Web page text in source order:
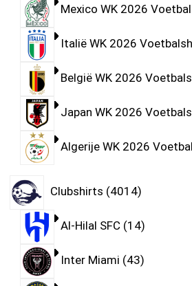
Mexico WK 2026
Italië WK 2026
België WK 2026
Japan WK 2026
Algerije WK 2026
Clubshirts 4014
Al-Hilal SFC 14
Inter Miami 43